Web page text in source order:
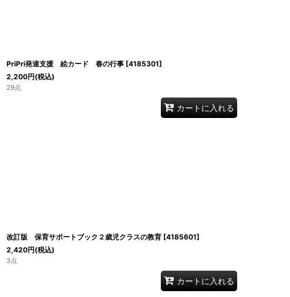
PriPri発達支援 絵カード 春の行事 [4185301]
2,200円(税込)
29点
カートに入れる
改訂版 保育サポートブック２歳児クラスの教育 [4185601]
2,420円(税込)
3点
カートに入れる